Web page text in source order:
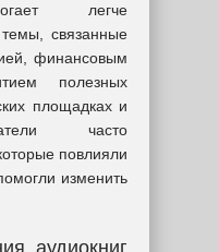
легче
связанные
финансовым
полезных
площадках и
часто
повлияли
изменить